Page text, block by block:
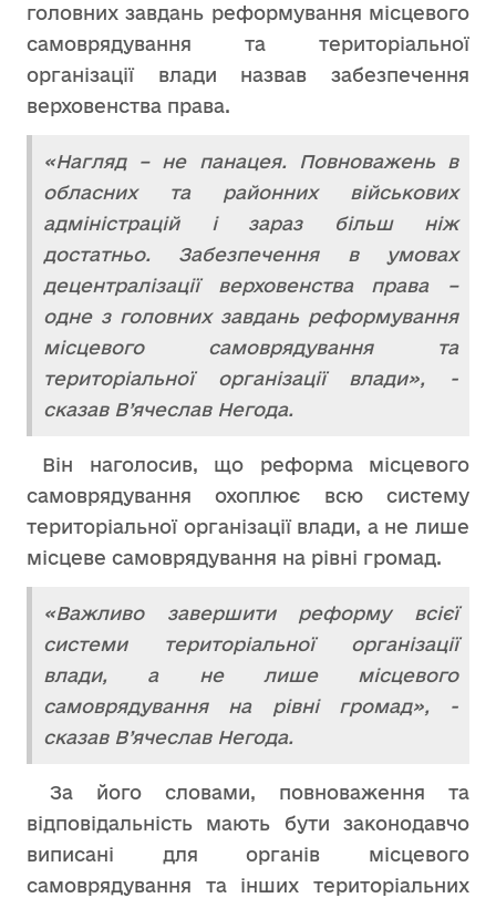
головних завдань реформування місцевого
самоврядування та територіальної
організації влади назвав забезпечення
верховенства права.
«Нагляд – не панацея. Повноважень в
обласних та районних військових
адміністрацій і зараз більш ніж
достатньо. Забезпечення в умовах
децентралізації верховенства права –
одне з головних завдань реформування
місцевого самоврядування та
територіальної організації влади», -
сказав В’ячеслав Негода.
Він наголосив, що реформа місцевого
самоврядування охоплює всю систему
територіальної організації влади, а не лише
місцеве самоврядування на рівні громад.
«Важливо завершити реформу всієї
системи територіальної організації
влади, а не лише місцевого
самоврядування на рівні громад», -
сказав В’ячеслав Негода.
За його словами, повноваження та
відповідальність мають бути законодавчо
виписані для органів місцевого
самоврядування та інших територіальних